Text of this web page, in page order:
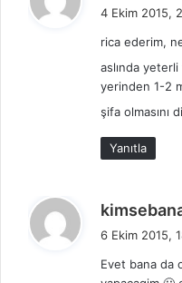
i
k
i
:
4 Ekim 2015,
rica ederim,
aslında
yerinden 1-2
şifa olmasını
Yanıtla
6 Ekim 2015,
Evet bana da